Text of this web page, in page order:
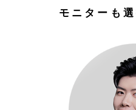
モニターも